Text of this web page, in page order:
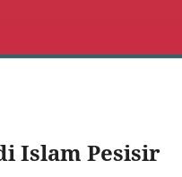
Islam Pesisir